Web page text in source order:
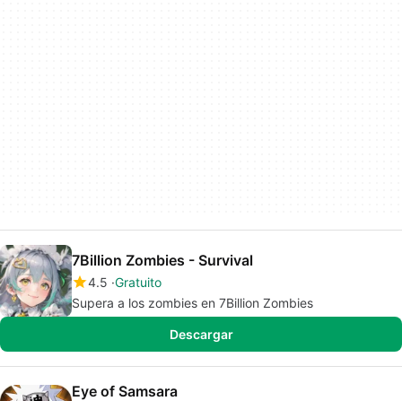
7Billion Zombies - Survival
4.5 Gratuito
Supera a los zombies en 7Billion Zombies
Descargar
Eye of Samsara